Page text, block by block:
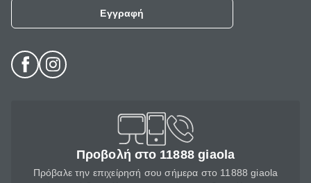
Εγγραφή
Προβολή στο 11888 giaola
Πρόβαλε την επιχείρησή σου σήμερα στο 11888 giaola